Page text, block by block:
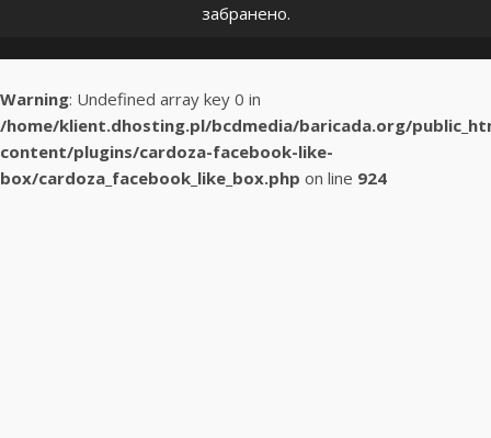
забранено.
Warning: Undefined array key 0 in
/home/klient.dhosting.pl/bcdmedia/baricada.org/
content/plugins/cardoza-facebook-like-
box/cardoza_facebook_like_box.php on line 924